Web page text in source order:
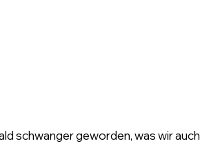
schwanger geworden, was wir auch